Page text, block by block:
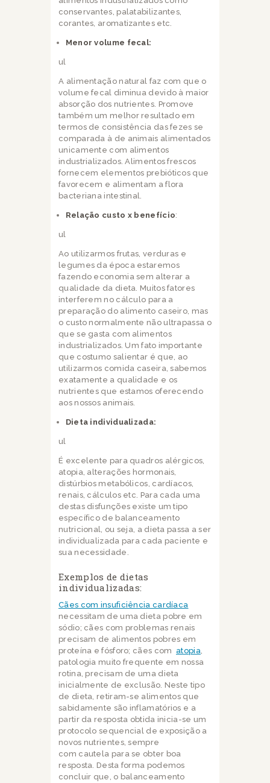
conservantes, palatabilizantes,
corantes, aromatizantes etc.
Menor volume fecal:
ul
A alimentação natural faz com que o
volume fecal diminua devido à maior
absorção dos nutrientes. Promove
também um melhor resultado em
termos de consistência das fezes se
comparada à de animais alimentados
unicamente com alimentos
industrializados. Alimentos frescos
fornecem elementos prebióticos que
favorecem e alimentam a flora
bacteriana intestinal.
Relação custo x benefício:
ul
Ao utilizarmos frutas, verduras e
legumes da época estaremos
fazendo economia sem alterar a
qualidade da dieta. Muitos fatores
interferem no cálculo para a
preparação do alimento caseiro, mas
o custo normalmente não ultrapassa o
que se gasta com alimentos
industrializados. Um fato importante
que costumo salientar é que, ao
utilizarmos comida caseira, sabemos
exatamente a qualidade e os
nutrientes que estamos oferecendo
aos nossos animais.
Dieta individualizada:
ul
É excelente para quadros alérgicos,
atopia, alterações hormonais,
distúrbios metabólicos, cardíacos,
renais, cálculos etc. Para cada uma
destas disfunções existe um tipo
específico de balanceamento
nutricional, ou seja, a dieta passa a ser
individualizada para cada paciente e
sua necessidade.
Exemplos de dietas
individualizadas:
Cães com insuficiência cardíaca
necessitam de uma dieta pobre em
sódio; cães com problemas renais
precisam de alimentos pobres em
proteína e fósforo; cães com atopia,
patologia muito frequente em nossa
rotina, precisam de uma dieta
inicialmente de exclusão. Neste tipo
de dieta, retiram-se alimentos que
sabidamente são inflamatórios e a
partir da resposta obtida inicia-se um
protocolo sequencial de exposição a
novos nutrientes, sempre
com cautela para se obter boa
resposta. Desta forma podemos
concluir que, o balanceamento